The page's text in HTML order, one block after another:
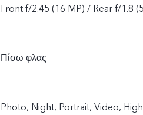
Front f/2.45 (16 MP) / Rear f/1.8
Πίσω φλας
Photo, Night, Portrait, Video,